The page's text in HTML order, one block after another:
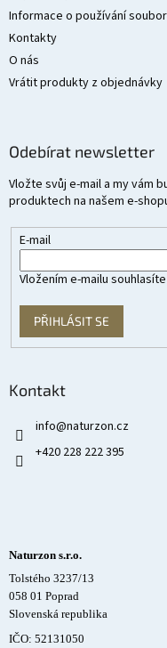
Informace o používání
Kontakty
O nás
Vrátit produkty z objednávky
Odebírat newsletter
Vložte svůj e-mail a my vám
produktech na našem e-
E-mail
Vložením e-mailu
PŘIHLÁSIT SE
Kontakt
info@naturzon.cz
+420 228 222 395
Naturzon s.r.o.
Tolstého 3237/13
058 01 Poprad
Slovenská republika
IČO: 52131050